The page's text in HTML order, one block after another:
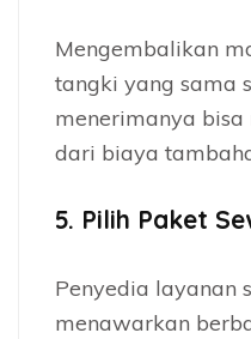
Mengembalikan
tangki yang sama
menerimanya
dari biaya
5. Pilih Paket
Penyedia layanan
menawarkan